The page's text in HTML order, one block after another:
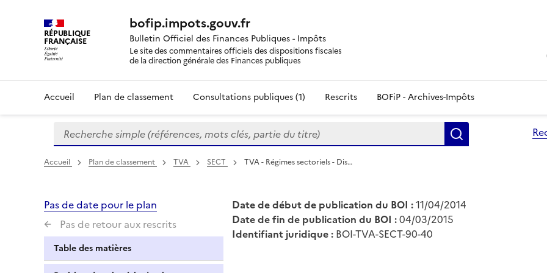
RÉPUBLIQUE
FRANÇAISE
bofip.impots.gouv.fr
Bulletin Officiel des Finances Publiques - Impôts
Le site des commentaires officiels des dispositions fiscales
de la direction générale des Finances publiques
Accueil Plan de classement Consultations publiques (1) Rescrits BOFiP - Archives-Impôts
Formulaire
de
recherche
Recherche simple (références, mots clés, partie du titre)
Accueil Plan de classement TVA SECT TVA - Régimes sectoriels - Dis…
Pas de date pour le plan
Pas de retour aux rescrits
Table des matières
Date de début de publication du BOI :11/04/2014
Date de fin de publication du BOI :04/03/2015
Identifiant juridique : BOI-TVA-SECT-90-40